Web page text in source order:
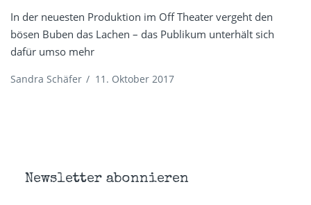
In der neuesten Produktion im Off Theater vergeht den
bösen Buben das Lachen – das Publikum unterhält sich
dafür umso mehr
Sandra Schäfer / 11. Oktober 2017
Newsletter abonnieren